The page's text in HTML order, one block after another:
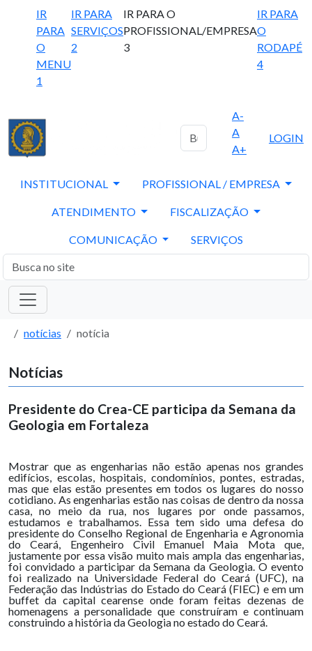
IR
PARA
O
MENU
1
IR PARA
SERVIÇOS
2
IR PARA O
PROFISSIONAL/EMPRESA
3
IR PARA
O
RODAPÉ
4
A-
A
A+
LOGIN
INSTITUCIONAL PROFISSIONAL / EMPRESA
ATENDIMENTO FISCALIZAÇÃO
COMUNICAÇÃO SERVIÇOS
notícias notícia
Notícias
Presidente do Crea-CE participa da Semana da
Geologia em Fortaleza
Mostrar que as engenharias não estão apenas nos grandes
edifícios, escolas, hospitais, condomínios, pontes, estradas,
mas que elas estão presentes em todos os lugares do nosso
cotidiano. As engenharias estão nas coisas de dentro da nossa
casa, no meio da rua, nos lugares por onde passamos,
estudamos e trabalhamos. Essa tem sido uma defesa do
presidente do Conselho Regional de Engenharia e Agronomia
do Ceará, Engenheiro Civil Emanuel Maia Mota que,
justamente por essa visão muito mais ampla das engenharias,
foi convidado a participar da Semana da Geologia. O evento
foi realizado na Universidade Federal do Ceará (UFC), na
Federação das Indústrias do Estado do Ceará (FIEC) e em um
buffet da capital cearense onde foram feitas dezenas de
homenagens a personalidade que construíram e continuam
construindo a história da Geologia no estado do Ceará.